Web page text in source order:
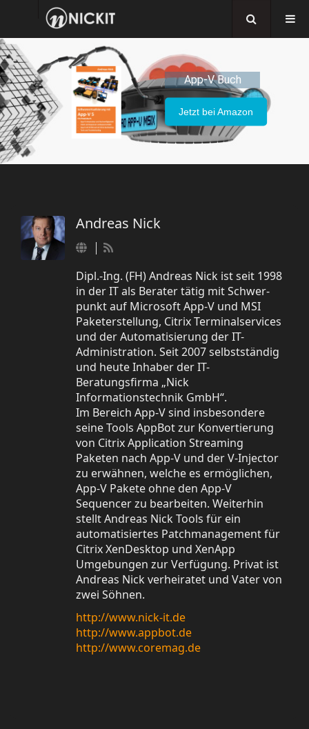
App-V Buch
Jetzt bei Amazon
Andreas Nick
Dipl.-Ing. (FH) Andreas Nick ist seit 1998
in der IT als Berater tätig mit Schwer-
punkt auf Microsoft App-V und MSI
Paketerstellung, Citrix Terminalservices
und der Automatisierung der IT-
Administration. Seit 2007 selbstständig
und heute Inhaber der IT-
Beratungsfirma „Nick
Informationstechnik GmbH“.
Im Bereich App-V sind insbesondere
seine Tools AppBot zur Konvertierung
von Citrix Application Streaming
Paketen nach App-V und der V-Injector
zu erwähnen, welche es ermöglichen,
App-V Pakete ohne den App-V
Sequencer zu bearbeiten. Weiterhin
stellt Andreas Nick Tools für ein
automatisiertes Patchmanagement für
Citrix XenDesktop und XenApp
Umgebungen zur Verfügung. Privat ist
Andreas Nick verheiratet und Vater von
zwei Söhnen.
http://www.nick-it.de
http://www.appbot.de
http://www.coremag.de